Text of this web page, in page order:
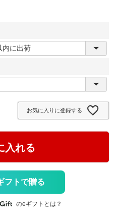
お気に入りに登録する
入れる
フトで贈る
のeギフトとは？